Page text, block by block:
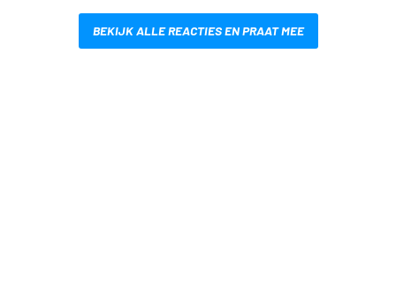
BEKIJK ALLE REACTIES EN PRAAT MEE